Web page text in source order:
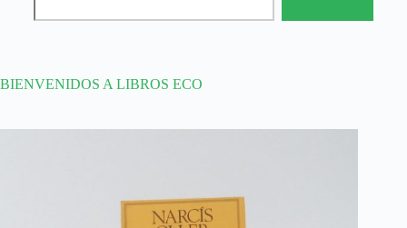
BIENVENIDOS A LIBROS ECO